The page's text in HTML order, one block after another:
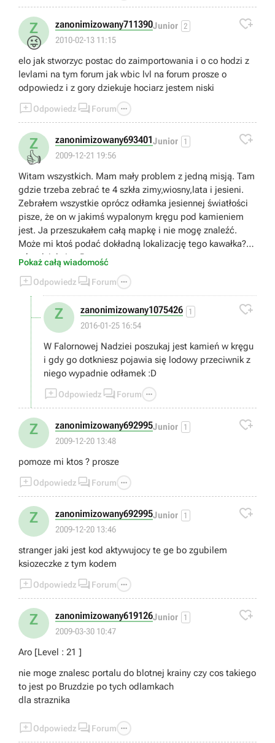
Z
😜
zanonimizowany711390Junior 2
2010-02-13 11:15

elo jak stworzyc postac do zaimportowania i o co hodzi z
levlami na tym forum jak wbic lvl na forum prosze o
odpowiedz i z gory dziekuje hociarz jestem niski
Odpowiedz  Forum 
Z
👍
zanonimizowany693401Junior 1
2009-12-21 19:56

Witam wszystkich. Mam mały problem z jedną misją. Tam
gdzie trzeba zebrać te 4 szkła zimy,wiosny,lata i jesieni.
Zebrałem wszystkie oprócz odłamka jesiennej światłości
pisze, że on w jakimś wypalonym kręgu pod kamieniem
jest. Ja przeszukałem całą mapkę i nie mogę znaleźć.
Może mi ktoś podać dokładną lokalizację tego kawałka? Z
góry dziękuję. :P
Pokaż całą wiadomość
Odpowiedz  Forum 
Z zanonimizowany1075426 1
2016-01-25 16:54

W Falornowej Nadziei poszukaj jest kamień w kręgu
i gdy go dotkniesz pojawia się lodowy przeciwnik z
niego wypadnie odłamek :D
Odpowiedz  Forum 
Z zanonimizowany692995Junior 1
2009-12-20 13:48

pomoze mi ktos ? prosze
Odpowiedz  Forum 
Z zanonimizowany692995Junior 1
2009-12-20 13:46

stranger jaki jest kod aktywujocy te ge bo zgubilem
ksiozeczke z tym kodem
Odpowiedz  Forum 
Z zanonimizowany619126Junior 1
2009-03-30 10:47

Aro [Level : 21 ]
nie moge znalesc portalu do blotnej krainy czy cos takiego
to jest po Bruzdzie po tych odlamkach
dla straznika
Odpowiedz  Forum 